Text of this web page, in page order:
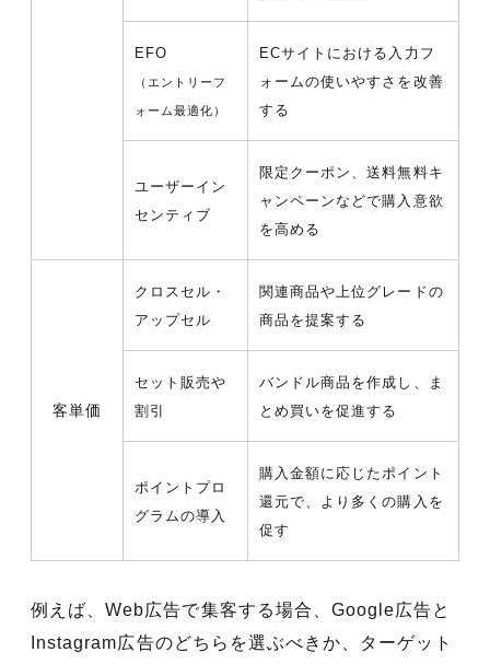
EFO
（エントリーフ
ォーム最適化）
ECサイトにおける入力フ
ォームの使いやすさを改善
する
ユーザーイン
センティブ
限定クーポン、送料無料キ
ャンペーンなどで購入意欲
を高める
客単価
クロスセル・
アップセル
関連商品や上位グレードの
商品を提案する
セット販売や
割引
バンドル商品を作成し、ま
とめ買いを促進する
ポイントプロ
グラムの導入
購入金額に応じたポイント
還元で、より多くの購入を
促す
例えば、Web広告で集客する場合、Google広告と
Instagram広告のどちらを選ぶべきか、ターゲット